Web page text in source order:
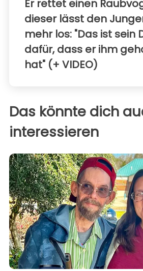
Er rettet einen
dieser lässt den
mehr los: "Das ist sein
dafür, dass er ihm
hat" (+ VIDEO)
Das könnte dich
interessieren